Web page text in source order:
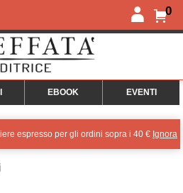
0
EBOOK EVENTI
espresso per gli ordini sopra i 40 € Ignora